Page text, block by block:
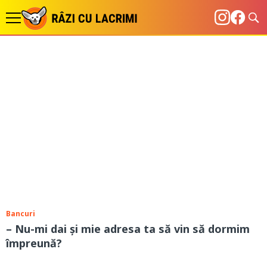
Bancuri
– Nu-mi dai și mie adresa ta să vin să dormim
împreună?